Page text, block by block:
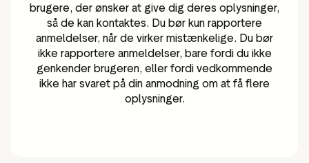
brugere, der ønsker at give dig deres oplysninger,
så de kan kontaktes. Du bør kun rapportere
anmeldelser, når de virker mistænkelige. Du bør
ikke rapportere anmeldelser, bare fordi du ikke
genkender brugeren, eller fordi vedkommende
ikke har svaret på din anmodning om at få flere
oplysninger.